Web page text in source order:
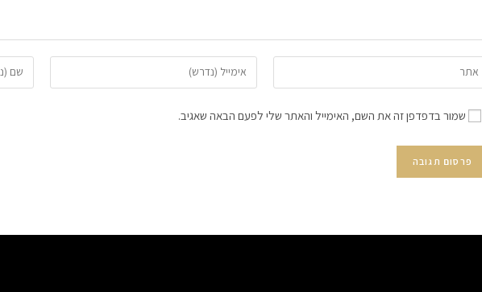
שמור בדפדפן זה את השם, האימייל והאתר שלי לפעם הבאה שאגיב.